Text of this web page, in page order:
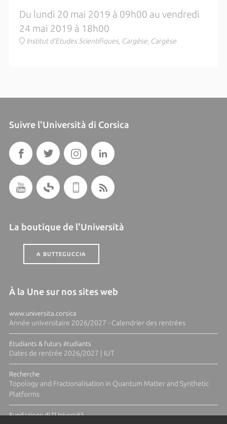
Du lundi 20 mai 2019 à 09h00 au vendredi
24 mai 2019 à 18h00
Institut d'Etudes Scientifiques, Cargèse, Cargèse
Suivre l'Università di Corsica
La boutique de l'Università
A BUTTEGUCCIA
À la Une sur nos sites web
www.universita.corsica
Année universitaire 2026/2027 - Calendrier des rentrées
Etudiants & futurs étudiants
Dates de rentrée 2026/2027 | IUT
Recherche
Topology and Fractionalisation in Quantum Matter and Synthetic
Platforms
Fundazione di l'Università